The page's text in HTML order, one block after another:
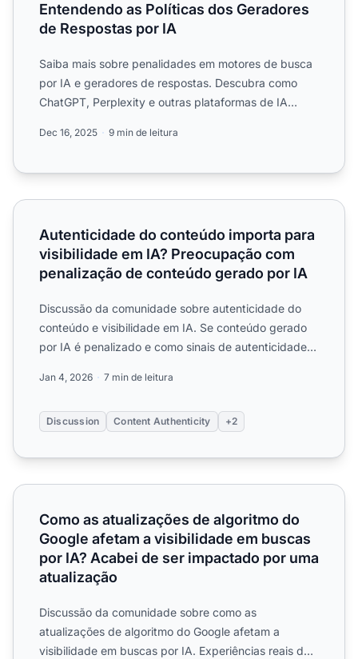
Entendendo as Políticas dos Geradores
de Respostas por IA
Saiba mais sobre penalidades em motores de busca
por IA e geradores de respostas. Descubra como
ChatGPT, Perplexity e outras plataformas de IA
Dec 16, 2025 9 min de leitura
Autenticidade do conteúdo importa para visibilidade em
Autenticidade do conteúdo importa para
visibilidade em IA? Preocupação com
penalização de conteúdo gerado por IA
Discussão da comunidade sobre autenticidade do
conteúdo e visibilidade em IA. Se conteúdo gerado
por IA é penalizado e como sinais de autenticidade
Jan 4, 2026 7 min de leitura
Discussion Content Authenticity +2
Como as atualizações de algoritmo do Google afetam a
Como as atualizações de algoritmo do
Google afetam a visibilidade em buscas
por IA? Acabei de ser impactado por uma
atualização
Discussão da comunidade sobre como as
atualizações de algoritmo do Google afetam a
visibilidade em buscas por IA. Experiências reais de